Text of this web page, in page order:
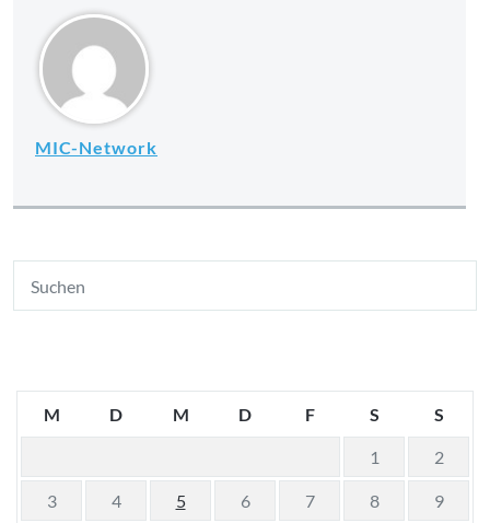
MIC-Network
M D M D F S S
1 2
3 4 5 6 7 8 9